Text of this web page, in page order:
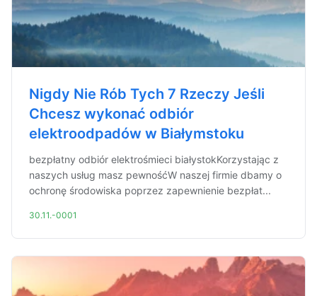
Nigdy Nie Rób Tych 7 Rzeczy Jeśli
Chcesz wykonać odbiór
elektroodpadów w Białymstoku
bezpłatny odbiór elektrośmieci białystokKorzystając z
naszych usług masz pewnośćW naszej firmie dbamy o
ochronę środowiska poprzez zapewnienie bezpłat...
30.11.-0001